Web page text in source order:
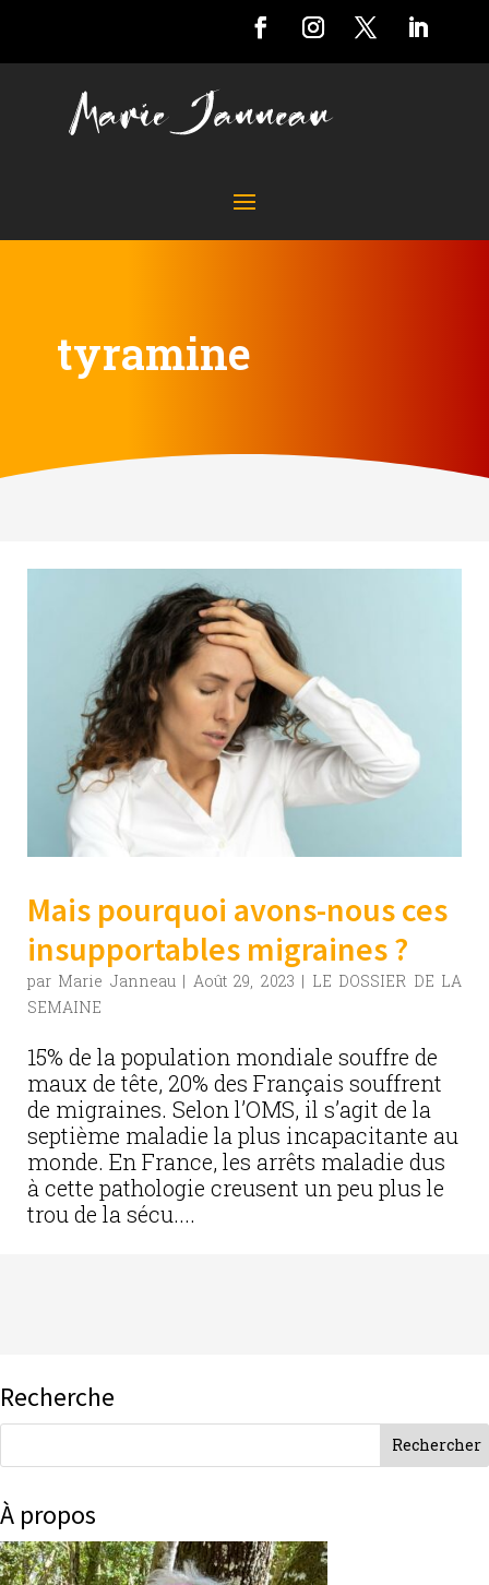
tyramine
Mais pourquoi avons-nous ces
insupportables migraines ?
par Marie Janneau | Août 29, 2023 | LE DOSSIER DE LA
SEMAINE
15% de la population mondiale souffre de
maux de tête, 20% des Français souffrent
de migraines. Selon l’OMS, il s’agit de la
septième maladie la plus incapacitante au
monde. En France, les arrêts maladie dus
à cette pathologie creusent un peu plus le
trou de la sécu....
Recherche
À propos